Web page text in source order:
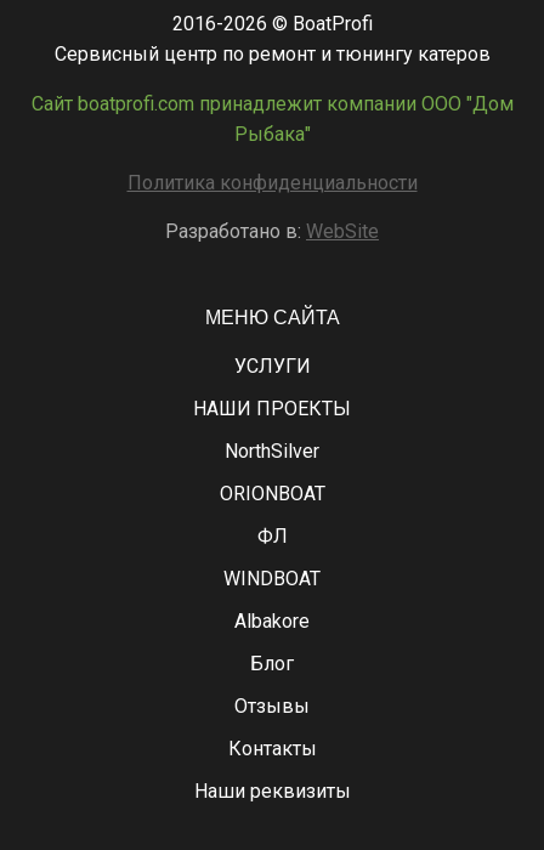
2016-2026 © BoatProfi
Сервисный центр по ремонт и тюнингу катеров
Сайт boatprofi.com принадлежит компании ООО "Дом
Рыбака"
Политика конфиденциальности
Разработано в: WebSite
МЕНЮ САЙТА
УСЛУГИ
НАШИ ПРОЕКТЫ
NorthSilver
ORIONBOAT
ФЛ
WINDBOAT
Albakore
Блог
Отзывы
Контакты
Наши реквизиты